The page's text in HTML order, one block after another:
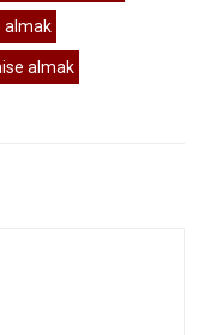
almak
almak